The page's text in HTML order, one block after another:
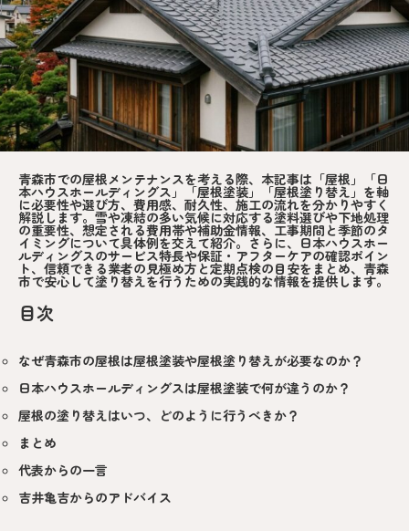
青森市での屋根メンテナンスを考える際、本記事は「屋根」「日
本ハウスホールディングス」「屋根塗装」「屋根塗り替え」を軸
に必要性や選び方、費用感、耐久性、施工の流れを分かりやすく
解説します。雪や凍結の多い気候に対応する塗料選びや下地処理
の重要性、想定される費用帯や補助金情報、工事期間と季節のタ
イミングについて具体例を交えて紹介。さらに、日本ハウスホー
ルディングスのサービス特長や保証・アフターケアの確認ポイン
ト、信頼できる業者の見極め方と定期点検の目安をまとめ、青森
市で安心して塗り替えを行うための実践的な情報を提供します。
目次
なぜ青森市の屋根は屋根塗装や屋根塗り替えが必要なのか？
日本ハウスホールディングスは屋根塗装で何が違うのか？
屋根の塗り替えはいつ、どのように行うべきか？
まとめ
代表からの一言
吉井亀吉からのアドバイス